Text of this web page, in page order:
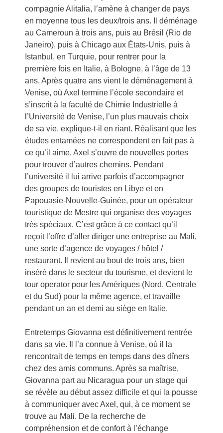
compagnie Alitalia, l’amène à changer de pays
en moyenne tous les deux/trois ans. Il déménage
au Cameroun à trois ans, puis au Brésil (Rio de
Janeiro), puis à Chicago aux États-Unis, puis à
Istanbul, en Turquie, pour rentrer pour la
première fois en Italie, à Bologne, à l’âge de 13
ans. Après quatre ans vient le déménagement à
Venise, où Axel termine l’école secondaire et
s’inscrit à la faculté de Chimie Industrielle à
l’Université de Venise, l’un plus mauvais choix
de sa vie, explique-t-il en riant. Réalisant que les
études entamées ne correspondent en fait pas à
ce qu’il aime, Axel s’ouvre de nouvelles portes
pour trouver d’autres chemins. Pendant
l’université il lui arrive parfois d’accompagner
des groupes de touristes en Libye et en
Papouasie-Nouvelle-Guinée, pour un opérateur
touristique de Mestre qui organise des voyages
très spéciaux. C’est grâce à ce contact qu’il
reçoit l’offre d’aller diriger une entreprise au Mali,
une sorte d’agence de voyages / hôtel /
restaurant. Il revient au bout de trois ans, bien
inséré dans le secteur du tourisme, et devient le
tour operator pour les Amériques (Nord, Centrale
et du Sud) pour la même agence, et travaille
pendant un an et demi au siège en Italie.
Entretemps Giovanna est définitivement rentrée
dans sa vie. Il l’a connue à Venise, où il la
rencontrait de temps en temps dans des dîners
chez des amis communs. Après sa maîtrise,
Giovanna part au Nicaragua pour un stage qui
se révèle au début assez difficile et qui la pousse
à communiquer avec Axel, qui, à ce moment se
trouve au Mali. De la recherche de
compréhension et de confort à l’échange